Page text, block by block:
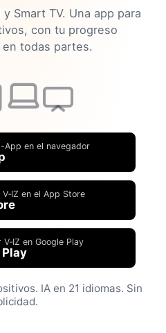
Smart TV. Una app para
con tu progreso
todas partes.
App en el navegador
en el App Store
en Google Play
IA en 21 idiomas. Sin